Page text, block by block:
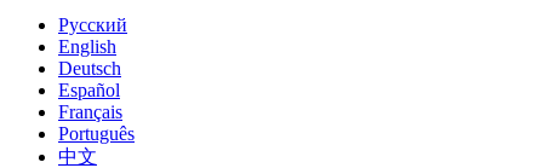
Русский
English
Deutsch
Español
Français
Português
中文